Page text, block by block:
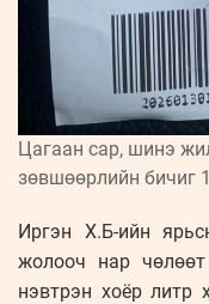
Цагаан сар, шинэ
зөвшөөрлийн бичиг
Иргэн Х.Б-ийн
жолооч нар
нэвтрэн хоёр литр